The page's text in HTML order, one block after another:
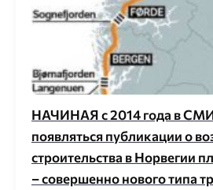
НАЧИНАЯ с 2014 года в СМИ
появляться публикации о
строительства в Норвегии
– совершенно нового типа